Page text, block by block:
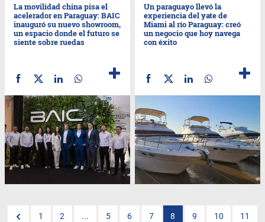
La movilidad china pisa el
acelerador en Paraguay: BAIC
inauguró su nuevo showroom,
un espacio donde el futuro se
siente sobre ruedas
Un paraguayo llevó la
experiencia del yate de
Miami al río Paraguay: creó
un negocio que hoy navega
con éxito
1 2 ... 5 6 7 8 9 10 11